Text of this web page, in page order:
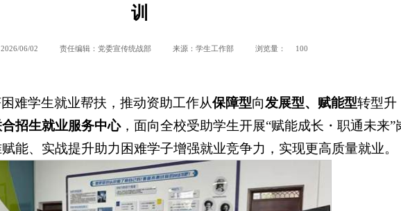
训
06/02 责任编辑：党委宣传统战部 来源：学生工作部 浏览量： 100
难学生就业帮扶，推动资助工作从保障型向发展型、赋能型转型升
招生就业服务中心，面向全校受助学生开展“赋能成长・职通未来”
能、实战提升助力困难学子增强就业竞争力，实现更高质量就业。